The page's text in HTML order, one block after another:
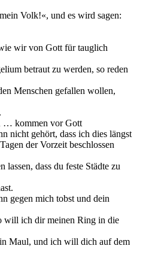
Volk!«, und es wird sagen:
wir von Gott für tauglich
betraut zu werden, so reden
Menschen gefallen wollen,
… kommen vor Gott
nicht gehört, dass ich dies längst
der Vorzeit beschlossen
lassen, dass du feste Städte zu
gegen mich tobst und dein
will ich dir meinen Ring in die
Maul, und ich will dich auf dem